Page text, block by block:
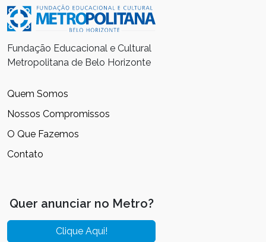
Fundação Educacional e Cultural
Metropolitana de Belo Horizonte
Quem Somos
Nossos Compromissos
O Que Fazemos
Contato
Quer anunciar no Metro?
Clique Aqui!